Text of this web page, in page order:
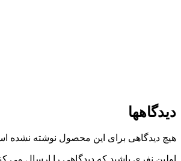
دیدگاهها
هیچ دیدگاهی برای این محصول نوشته نشده